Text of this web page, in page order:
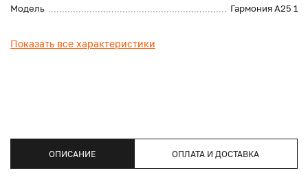
Модель
Гармония А25 1
Показать все характеристики
ОПИСАНИЕ ОПЛАТА И ДОСТАВКА